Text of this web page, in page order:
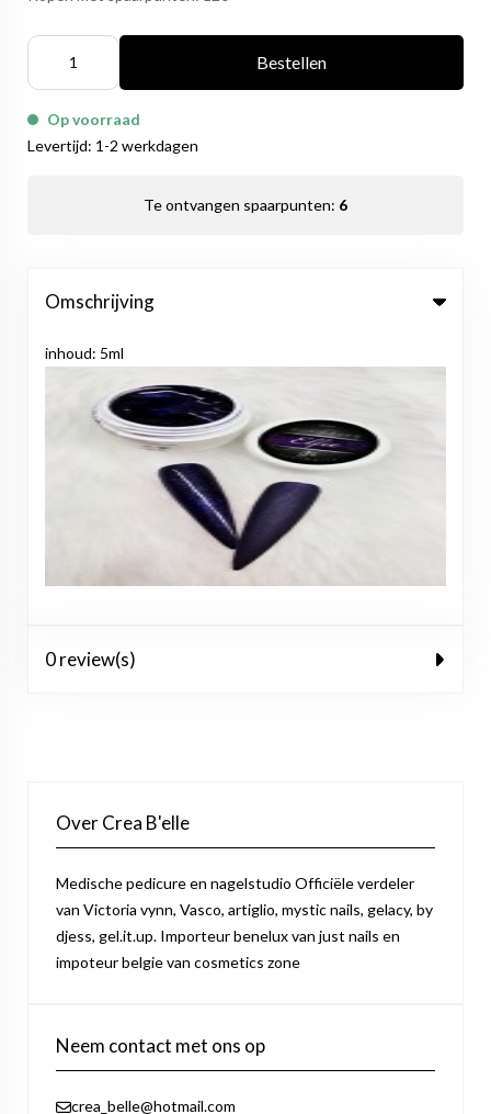
Bestellen
Op voorraad
Levertijd: 1-2 werkdagen
Te ontvangen spaarpunten: 6
Omschrijving
inhoud: 5ml
0 review(s)
Over Crea B'elle
Medische pedicure en nagelstudio Officiële verdeler
van Victoria vynn, Vasco, artiglio, mystic nails, gelacy, by
djess, gel.it.up. Importeur benelux van just nails en
impoteur belgie van cosmetics zone
Neem contact met ons op
crea_belle@hotmail.com